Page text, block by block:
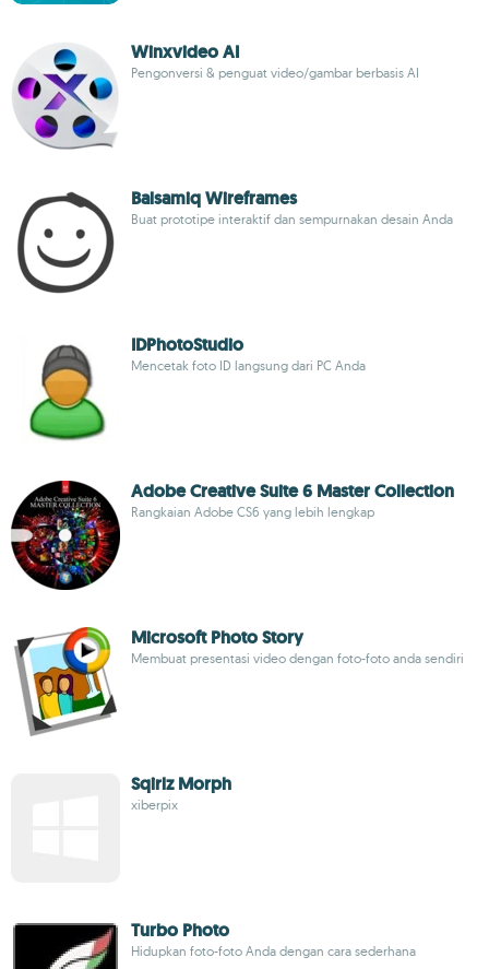
Winxvideo AI
Pengonversi & penguat video/gambar berbasis AI
Balsamiq Wireframes
Buat prototipe interaktif dan sempurnakan desain Anda
IDPhotoStudio
Mencetak foto ID langsung dari PC Anda
Adobe Creative Suite 6 Master Collection
Rangkaian Adobe CS6 yang lebih lengkap
Microsoft Photo Story
Membuat presentasi video dengan foto-foto anda sendiri
Sqirlz Morph
xiberpix
Turbo Photo
Hidupkan foto-foto Anda dengan cara sederhana